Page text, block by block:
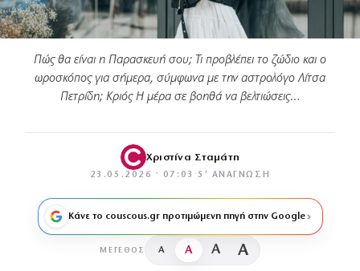
Πώς θα είναι η Παρασκευή σου; Τι προβλέπει το ζώδιο και ο
ωροσκόπος για σήμερα, σύμφωνα με την αστρολόγο Λίτσα
Πετρίδη; Κριός Η μέρα σε βοηθά να βελτιώσεις…
Χριστίνα Σταμάτη
23.05.2026 · 07:03 ·5′ ΑΝΆΓΝΩΣΗ
Κάνε το couscous.gr προτιμώμενη πηγή στην Google
ΜΈΓΕΘΟΣ A A A A